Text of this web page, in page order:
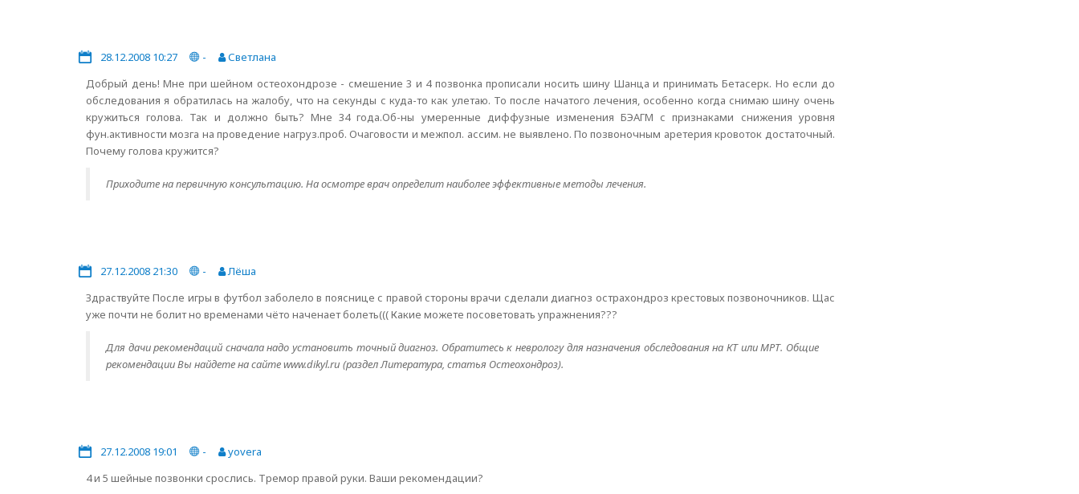
28.12.2008 10:27 -
Светлана
Добрый день! Мне при шейном остеохондрозе - смешение 3 и 4 позвонка прописали носить шину Шанца и принимать Бетасерк. Но если до
обследования я обратилась на жалобу, что на секунды с куда-то как улетаю. То после начатого лечения, особенно когда снимаю шину очень
кружиться голова. Так и должно быть? Мне 34 года.Об-ны умеренные диффузные изменения БЭАГМ с признаками снижения уровня
фун.активности мозга на проведение нагруз.проб. Очаговости и межпол. ассим. не выявлено. По позвоночным аретерия кровоток достаточный.
Почему голова кружится?
Приходите на первичную консультацию. На осмотре врач определит наиболее эффективные методы лечения.
27.12.2008 21:30 -
Лёша
Здраствуйте После игры в футбол заболело в пояснице с правой стороны врачи сделали диагноз острахондроз крестовых позвоночников. Щас
уже почти не болит но временами чёто наченает болеть((( Какие можете посоветовать упражнения???
Для дачи рекомендаций сначала надо установить точный диагноз. Обратитесь к неврологу для назначения обследования на КТ или МРТ. Общие
рекомендации Вы найдете на сайте www.dikyl.ru (раздел Литература, статья Остеохондроз).
27.12.2008 19:01 -
yovera
4 и 5 шейные позвонки срослись. Тремор правой руки. Ваши рекомендации?